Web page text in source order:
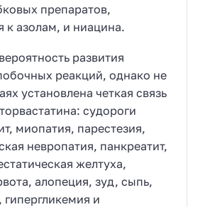
препаратов,
к азолам, и ниацина.
развития
реакций, однако не
установлена четкая связь
судороги
миопатия, парестезия,
невропатия, панкреатит,
желтуха,
алопеция, зуд, сыпь,
и